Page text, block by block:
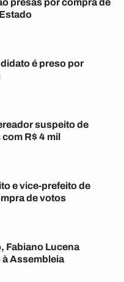
presas por compra de
é preso por
suspeito de
R$ 4 mil
e vice-prefeito de
de votos
Fabiano Lucena
Assembleia